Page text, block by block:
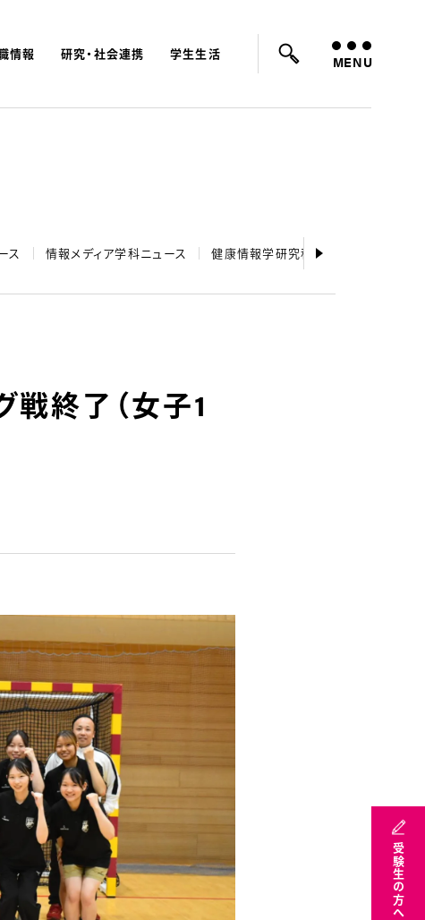
情報 研究・社会連携 学生生活
ワード： 入試 学費 オープンキャンパス MENU
受験生の方へ
ス 情報メディア学科ニュース 健康情報学研究科ニュース
終了（女子1